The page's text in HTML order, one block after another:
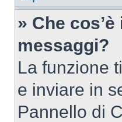
» Che
messaggi?
La funzione
e inviare in
Pannello di